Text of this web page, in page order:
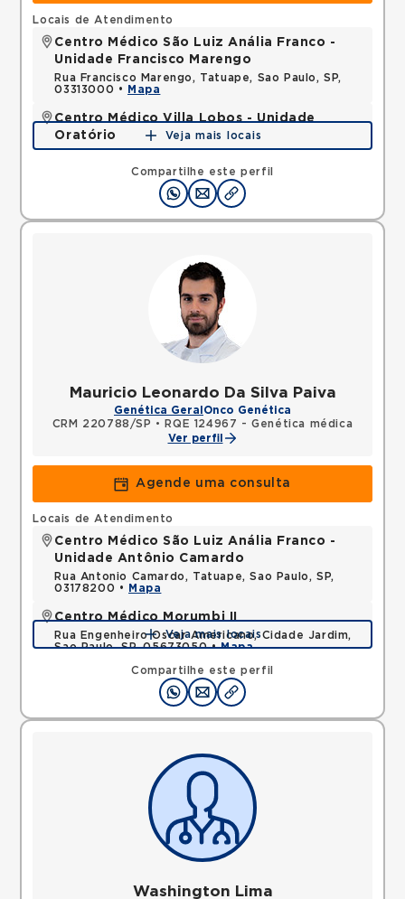
Compartilhe este perfil
Locais de Atendimento
Centro Médico São Luiz Anália Franco -
Unidade Francisco Marengo
Rua Francisco Marengo, Tatuape, Sao Paulo, SP,
03313000 •
Mapa
Centro Médico Villa Lobos - Unidade
Oratório
Rua do Oratorio, Mooca, Sao Paulo, SP, 03117000 •
Veja mais locais
Mauricio Leonardo Da Silva Paiva
Genética Geral Onco Genética
CRM 220788/SP •
RQE 124967 - Genética médica
Ver perfil
Agende uma consulta
Compartilhe este perfil
Locais de Atendimento
Centro Médico São Luiz Anália Franco -
Unidade Antônio Camardo
Rua Antonio Camardo, Tatuape, Sao Paulo, SP,
03178200 •
Mapa
Centro Médico Morumbi II
Rua Engenheiro Oscar Americano, Cidade Jardim,
Sao Paulo, SP, 05673050 •Mapa
Veja mais locais
Washington Lima